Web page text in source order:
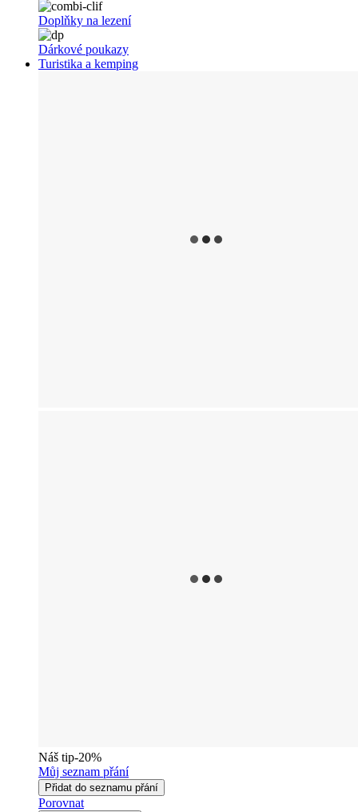
Doplňky na lezení
Dárkové poukazy
Turistika a kemping
Náš tip-20%
Můj seznam přání
Přidat do seznamu přání
Porovnat